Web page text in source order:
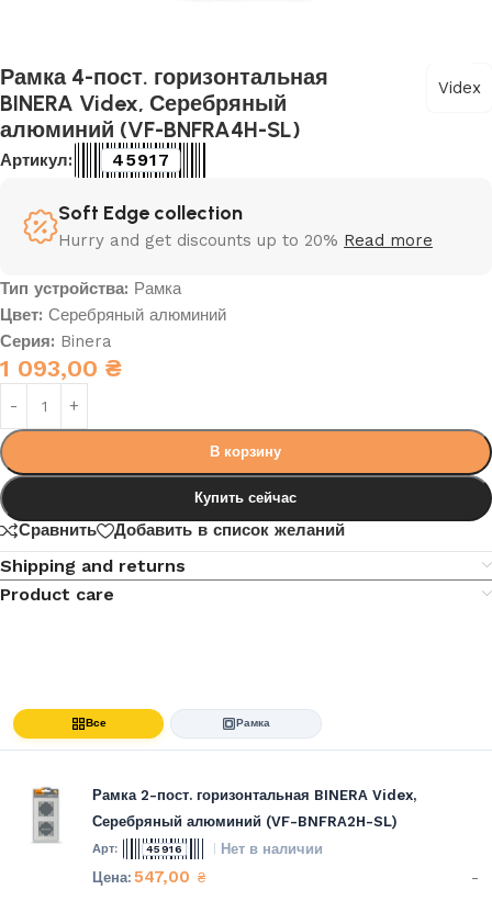
Рамка 4-пост. горизонтальная
BINERA Videx, Серебряный
алюминий (VF-BNFRA4H-SL)
Videx
Артикул: 45917
Soft Edge collection
Hurry and get discounts up to 20% Read more
Тип устройства: Рамка
Цвет: Серебряный алюминий
Серия: Binera
1 093,00 ₴
В корзину
Купить сейчас
Сравнить Добавить в список желаний
Shipping and returns
Product care
Все Рамка
Рамка 2-пост. горизонтальная BINERA Videx,
Серебряный алюминий (VF-BNFRA2H-SL)
45916 Нет в наличии
547,00 ₴ -